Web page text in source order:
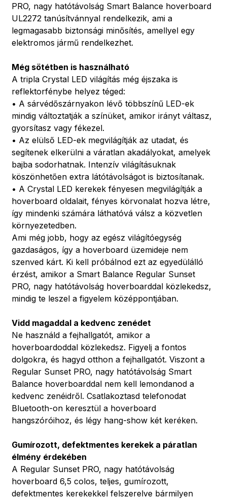
PRO, nagy hatótávolság Smart Balance hoverboard
UL2272 tanúsítvánnyal rendelkezik, ami a
legmagasabb biztonsági minősítés, amellyel egy
elektromos jármű rendelkezhet.
Még sötétben is használható
A tripla Crystal LED világítás még éjszaka is
reflektorfénybe helyez téged:
• A sárvédőszárnyakon lévő többszínű LED-ek
mindig változtatják a színüket, amikor irányt váltasz,
gyorsítasz vagy fékezel.
• Az elülső LED-ek megvilágítják az utadat, és
segítenek elkerülni a váratlan akadályokat, amelyek
bajba sodorhatnak. Intenzív világításuknak
köszönhetően extra látótávolságot is biztosítanak.
• A Crystal LED kerekek fényesen megvilágítják a
hoverboard oldalait, fényes körvonalat hozva létre,
így mindenki számára láthatóvá válsz a közvetlen
környezetedben.
Ami még jobb, hogy az egész világítóegység
gazdaságos, így a hoverboard üzemideje nem
szenved kárt. Ki kell próbálnod ezt az egyedülálló
érzést, amikor a Smart Balance Regular Sunset
PRO, nagy hatótávolság hoverboarddal közlekedsz,
mindig te leszel a figyelem középpontjában.
Vidd magaddal a kedvenc zenédet
Ne használd a fejhallgatót, amikor a
hoverboardoddal közlekedsz. Figyelj a fontos
dolgokra, és hagyd otthon a fejhallgatót. Viszont a
Regular Sunset PRO, nagy hatótávolság Smart
Balance hoverboarddal nem kell lemondanod a
kedvenc zenéidről. Csatlakoztasd telefonodat
Bluetooth-on keresztül a hoverboard
hangszóróihoz, és légy hang-show két keréken.
Gumírozott, defektmentes kerekek a páratlan
élmény érdekében
A Regular Sunset PRO, nagy hatótávolság
hoverboard 6,5 colos, teljes, gumírozott,
defektmentes kerekekkel felszerelve bármilyen